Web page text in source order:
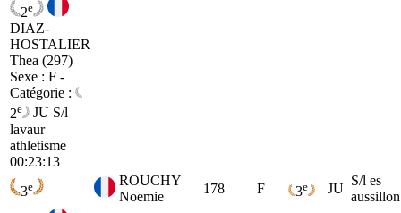
2e
DIAZ-
HOSTALIER
Thea (297)
Sexe : F -
Catégorie :
2e JU S/l
lavaur
athletisme
00:23:13
3e
ROUCHY
Noemie
178 F 3e JU
S/l es
aussillon